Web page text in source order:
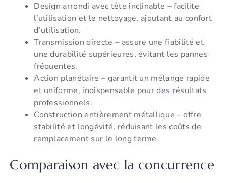
Design arrondi avec tête inclinable – facilite
l’utilisation et le nettoyage, ajoutant au confort
d’utilisation.
Transmission directe – assure une fiabilité et
une durabilité supérieures, évitant les pannes
fréquentes.
Action planétaire – garantit un mélange rapide
et uniforme, indispensable pour des résultats
professionnels.
Construction entièrement métallique – offre
stabilité et longévité, réduisant les coûts de
remplacement sur le long terme.
Comparaison avec la concurrence